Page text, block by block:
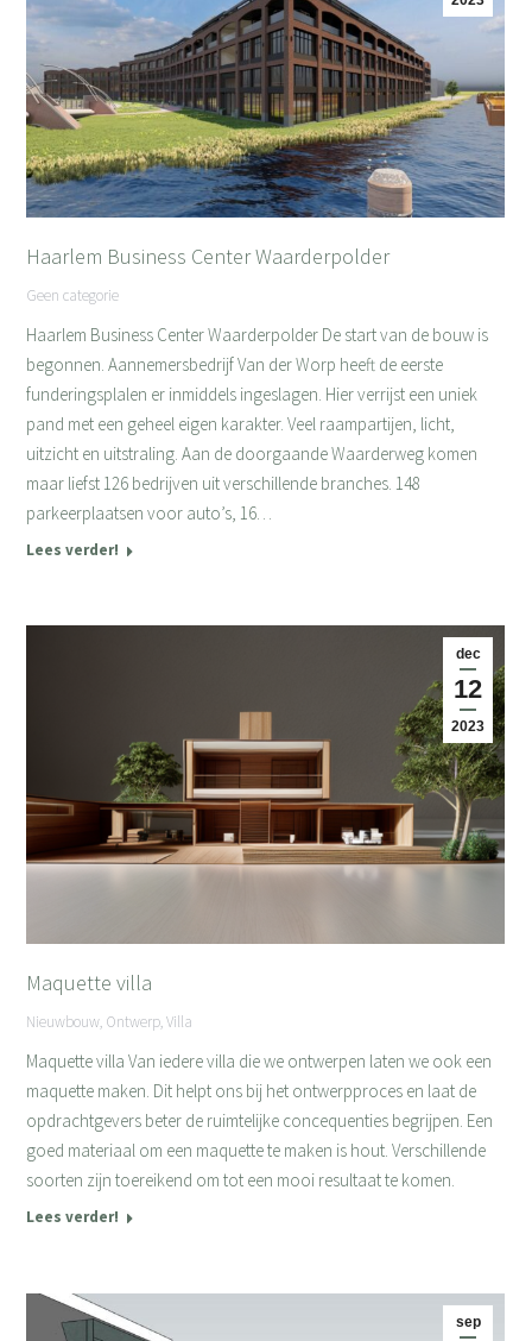
Haarlem Business Center Waarderpolder
Geen categorie
Haarlem Business Center Waarderpolder De start van de bouw is
begonnen. Aannemersbedrijf Van der Worp heeft de eerste
funderingsplalen er inmiddels ingeslagen. Hier verrijst een uniek
pand met een geheel eigen karakter. Veel raampartijen, licht,
uitzicht en uitstraling. Aan de doorgaande Waarderweg komen
maar liefst 126 bedrijven uit verschillende branches. 148
parkeerplaatsen voor auto’s, 16…
Lees verder!
dec
12
2023
Maquette villa
Nieuwbouw, Ontwerp,Villa
Maquette villa Van iedere villa die we ontwerpen laten we ook een
maquette maken. Dit helpt ons bij het ontwerpproces en laat de
opdrachtgevers beter de ruimtelijke concequenties begrijpen. Een
goed materiaal om een maquette te maken is hout. Verschillende
soorten zijn toereikend om tot een mooi resultaat te komen.
Lees verder!
sep